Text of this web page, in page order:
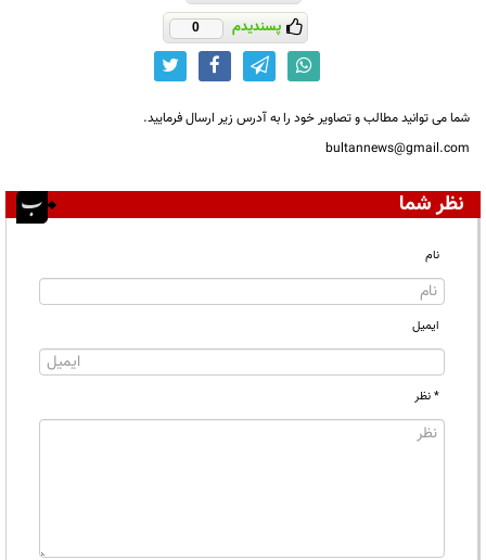
پسندیدم 0
شما می توانید مطالب و تصاویر خود را به آدرس زیر ارسال فرمایید.
bultannews@gmail.com
نظر شما
نام
ایمیل
* نظر